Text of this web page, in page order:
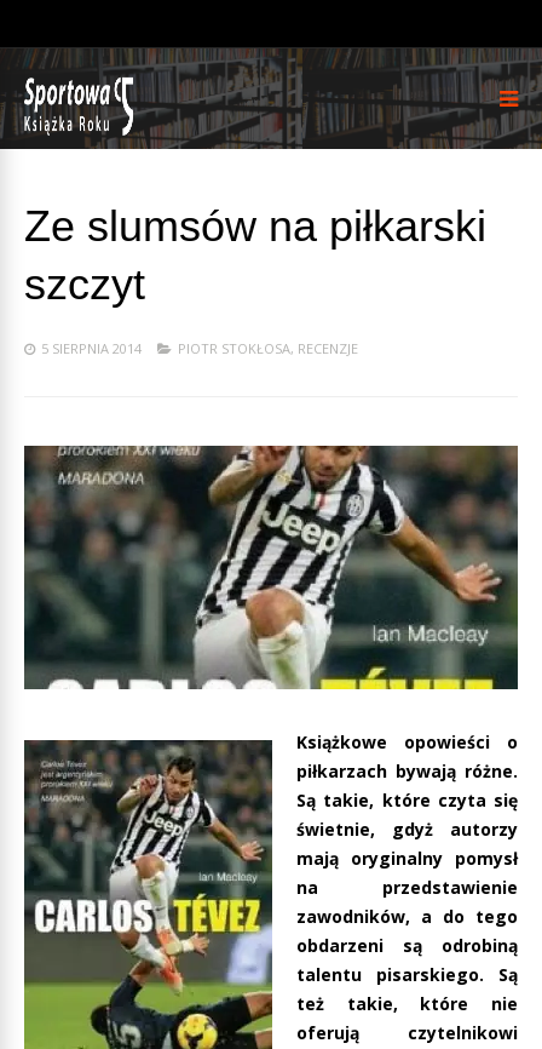
Ze slumsów na piłkarski
szczyt
5 SIERPNIA 2014 PIOTR STOKŁOSA, RECENZJE
Książkowe opowieści o
piłkarzach bywają różne.
Są takie, które czyta się
świetnie, gdyż autorzy
mają oryginalny pomysł
na przedstawienie
zawodników, a do tego
obdarzeni są odrobiną
talentu pisarskiego. Są
też takie, które nie
oferują czytelnikowi